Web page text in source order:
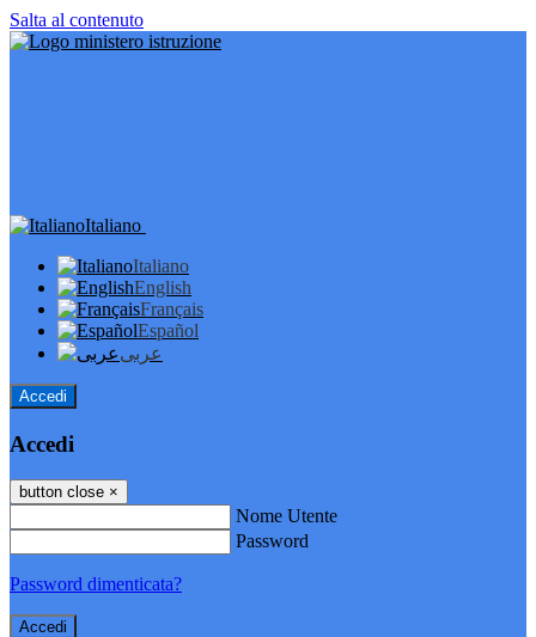
Salta al contenuto
Italiano
Italiano
English
Français
Español
عربى
Accedi
Accedi
button close ×
Nome Utente
Password
Password dimenticata?